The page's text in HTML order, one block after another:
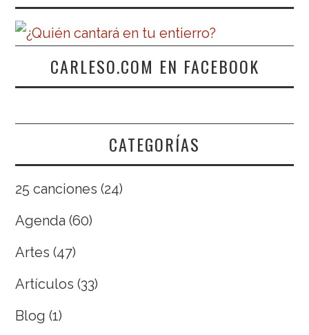
CARLESO.COM EN FACEBOOK
CATEGORÍAS
25 canciones (24)
Agenda (60)
Artes (47)
Artículos (33)
Blog (1)